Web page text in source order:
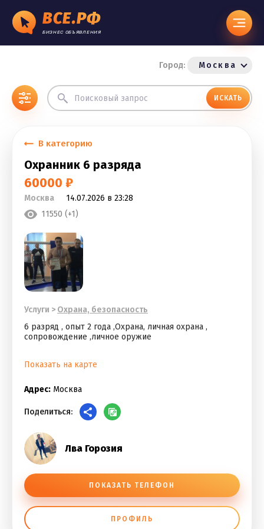
ВСЕ.РФ
БИЗНЕС ОБЪЯВЛЕНИЯ
Город: Москва
ИСКАТЬ
В категорию
Охранник 6 разряда
60000 ₽
Москва
14.07.2026 в 23:28
11550 (+1)
Услуги > Охрана, безопасность
6 разряд , опыт 2 года ,Охрана, личная охрана ,
сопровождение ,личное оружие
Показать на карте
Адрес: Москва
Поделиться:
Лва Горозия
ПОКАЗАТЬ ТЕЛЕФОН
ПРОФИЛЬ